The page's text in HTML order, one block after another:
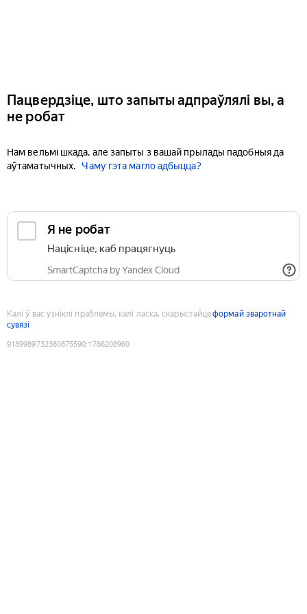
Пацвердзіце, што запыты адпраўлялі вы, а
не робат
Нам вельмі шкада, але запыты з вашай прылады падобныя да
аўтаматычных.
Чаму гэта магло адбыцца?
Я не робат
Націсніце, каб працягнуць
SmartCaptcha by Yandex Cloud
Калі ў вас узніклі праблемы, калі ласка, скарыстайцеформай зваротнай
сувязі
9189989732380875590:1786208960